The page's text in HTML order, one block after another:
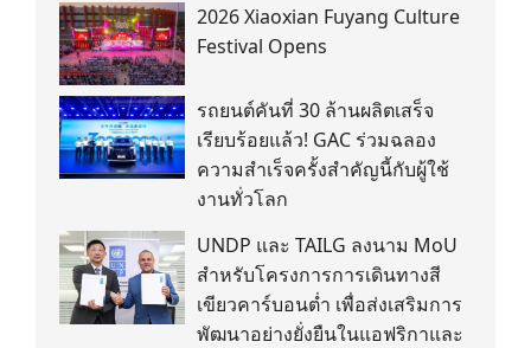
2026 Xiaoxian Fuyang Culture
Festival Opens
รถยนต์คันที่ 30 ล้านผลิตเสร็จ
เรียบร้อยแล้ว! GAC ร่วมฉลอง
ความสำเร็จครั้งสำคัญนี้กับผู้ใช้
งานทั่วโลก
UNDP และ TAILG ลงนาม MoU
สำหรับโครงการการเดินทางสี
เขียวคาร์บอนต่ำ เพื่อส่งเสริมการ
พัฒนาอย่างยั่งยืนในแอฟริกาและ